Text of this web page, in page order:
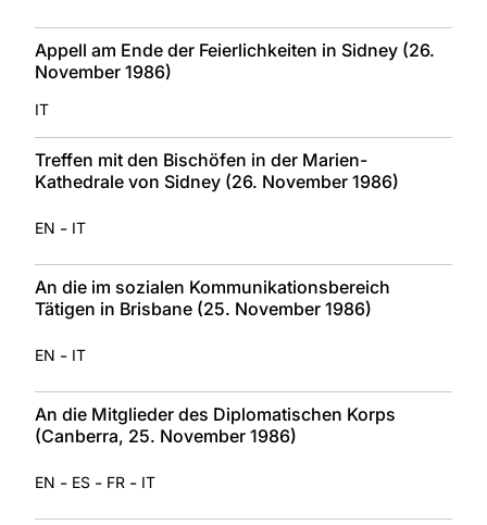
Appell am Ende der Feierlichkeiten in Sidney (26.
November 1986)
IT
Treffen mit den Bischöfen in der Marien-
Kathedrale von Sidney (26. November 1986)
EN - IT
An die im sozialen Kommunikationsbereich
Tätigen in Brisbane (25. November 1986)
EN - IT
An die Mitglieder des Diplomatischen Korps
(Canberra, 25. November 1986)
EN - ES - FR - IT